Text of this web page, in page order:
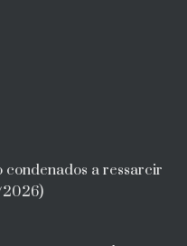
a ressarcir
2026)